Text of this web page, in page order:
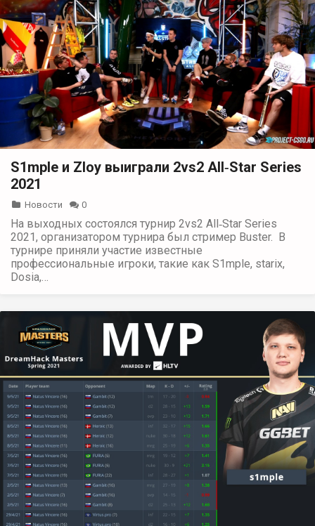
S1mple и Zloy выиграли 2vs2 All‑Star Series
2021
Новости 0
На выходных состоялся турнир 2vs2 All‑Star Series
2021, организатором турнира был стример Buster. В
турнире приняли участие известные
профессиональные игроки, такие как S1mple, starix,
Dosia,…